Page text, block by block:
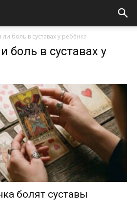
ли боль в суставах у ребёнка
боль в суставах у
болят суставы